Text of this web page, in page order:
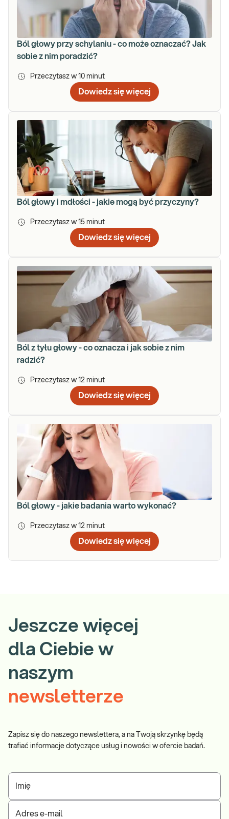
Ból głowy przy schylaniu - co może oznaczać? Jak
sobie z nim poradzić?
Przeczytasz w 10 minut
Dowiedz się więcej
Ból głowy i mdłości - jakie mogą być przyczyny?
Przeczytasz w 15 minut
Dowiedz się więcej
Ból z tyłu głowy - co oznacza i jak sobie z nim
radzić?
Przeczytasz w 12 minut
Dowiedz się więcej
Ból głowy - jakie badania warto wykonać?
Przeczytasz w 12 minut
Dowiedz się więcej
Jeszcze więcej
dla Ciebie w
naszym
newsletterze
Zapisz się do naszego newslettera, a na Twoją skrzynkę będą
trafiać informacje dotyczące usług i nowości w ofercie badań.
Imię
Adres e-mail